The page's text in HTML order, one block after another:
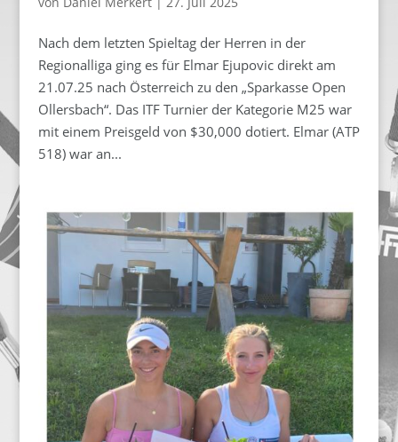
Nach dem letzten Spieltag der Herren in der
Regionalliga ging es für Elmar Ejupovic direkt am
21.07.25 nach Österreich zu den „Sparkasse Open
Ollersbach“. Das ITF Turnier der Kategorie M25 war
mit einem Preisgeld von $30,000 dotiert. Elmar (ATP
518) war an...